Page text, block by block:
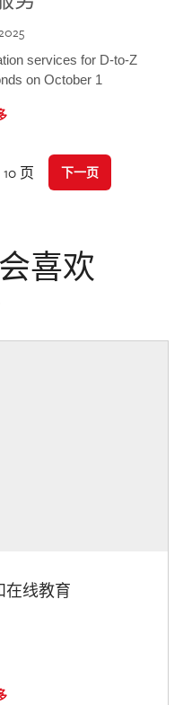
services for D-to-Z
on October 1
页 下一页
喜欢
在线教育